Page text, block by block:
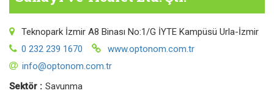
Teknopark İzmir A8 Binası No:1/G İYTE Kampüsü Urla-İzmir
0 232 239 1670
www.optonom.com.tr
info@optonom.com.tr
Sektör : Savunma